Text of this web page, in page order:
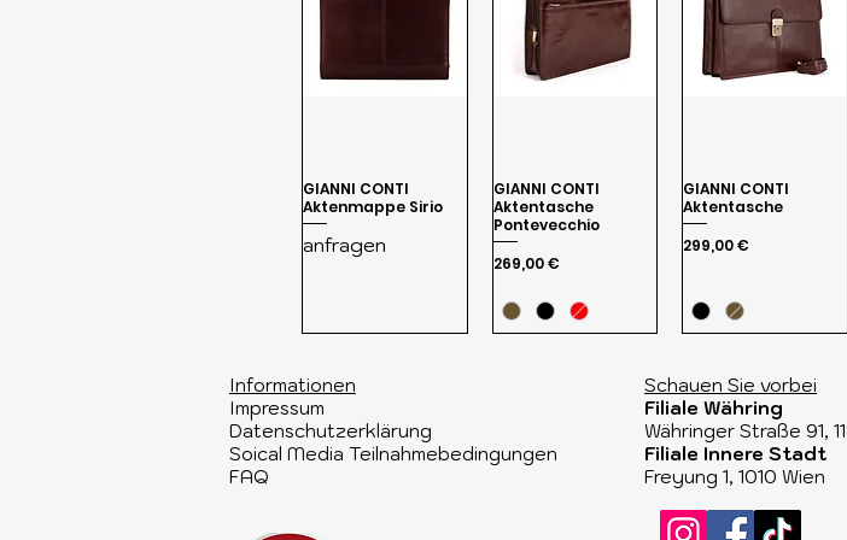
GIANNI CONTI
Aktenmappe Sirio
anfragen
GIANNI CONTI
Aktentasche
Pontevecchio
Preis
269,00 €
GIANNI CONTI
Aktentasche
Preis
299,00 €
Informationen​
Impressum
Datenschutzerklärung
Soical Media Teilnahmebedingungen
FAQ
Schauen Sie vorbei​
Filiale Währing
Währinger Straße 91,
Filiale Innere Stadt
Freyung 1, 1010 Wien